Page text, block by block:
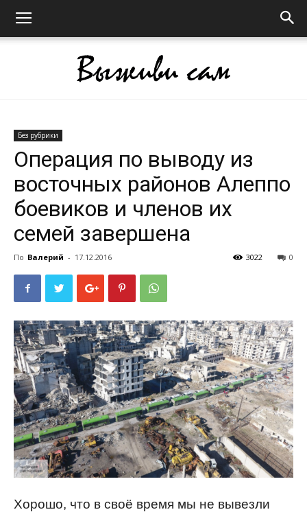
сам
Без рубрики
Операция по выводу из
восточных районов Алеппо
боевиков и членов их
семей завершена
По Валерий - 17.12.2016 0
3022
Хорошо, что в своё время мы не вывезли